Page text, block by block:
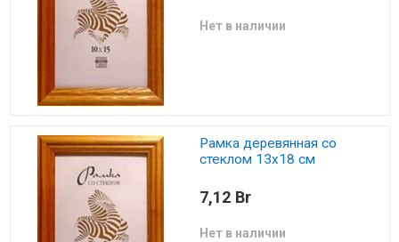
Нет в наличии
Рамка деревянная со
стеклом 13х18 см
7,12 Br
Нет в наличии